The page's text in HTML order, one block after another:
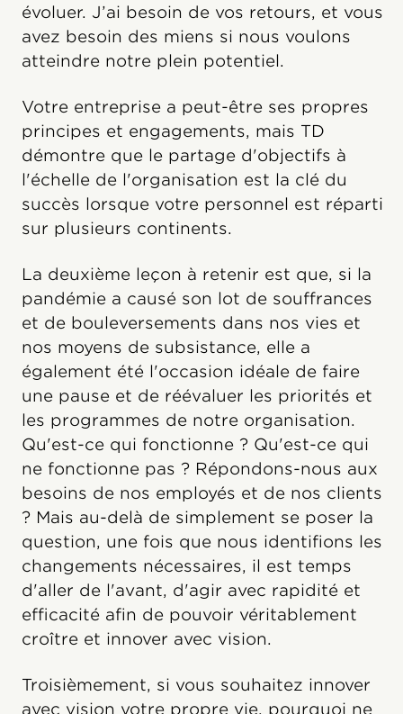
évoluer. J’ai besoin de vos retours, et vous
avez besoin des miens si nous voulons
atteindre notre plein potentiel.
Votre entreprise a peut-être ses propres
principes et engagements, mais TD
démontre que le partage d'objectifs à
l'échelle de l'organisation est la clé du
succès lorsque votre personnel est réparti
sur plusieurs continents.
La deuxième leçon à retenir est que, si la
pandémie a causé son lot de souffrances
et de bouleversements dans nos vies et
nos moyens de subsistance, elle a
également été l'occasion idéale de faire
une pause et de réévaluer les priorités et
les programmes de notre organisation.
Qu'est-ce qui fonctionne ? Qu'est-ce qui
ne fonctionne pas ? Répondons-nous aux
besoins de nos employés et de nos clients
? Mais au-delà de simplement se poser la
question, une fois que nous identifions les
changements nécessaires, il est temps
d'aller de l'avant, d'agir avec rapidité et
efficacité afin de pouvoir véritablement
croître et innover avec vision.
Troisièmement, si vous souhaitez innover
avec vision votre propre vie, pourquoi ne